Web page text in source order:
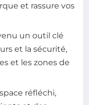
et rassure vos
un outil clé
et la sécurité,
et les zones de
réfléchi,